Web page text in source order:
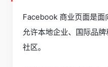
Facebook 商业页面是面
允许本地企业、国际品
社区。